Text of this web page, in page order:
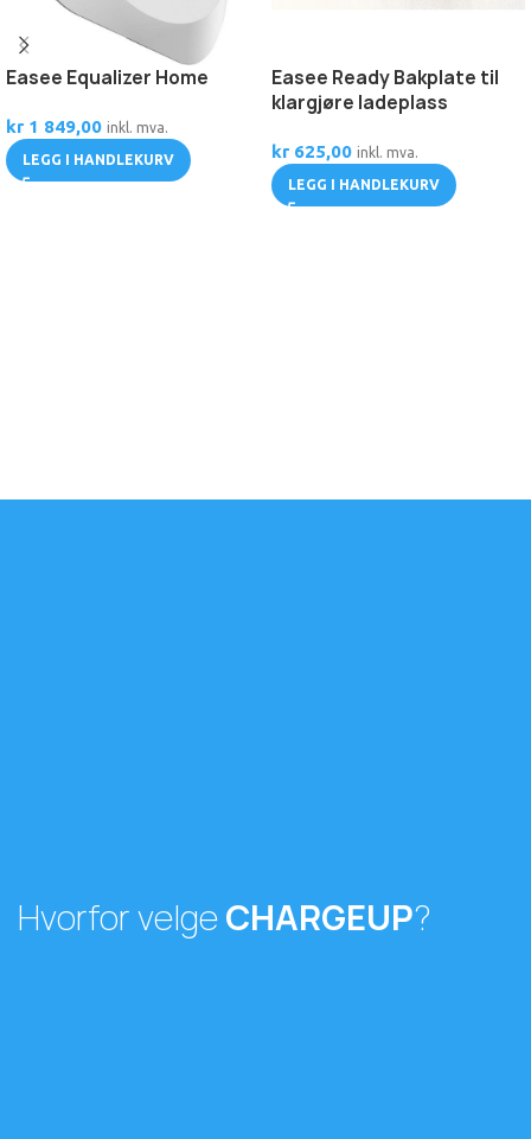
Easee Equalizer Home
kr 1 849,00 inkl. mva.
LEGG I HANDLEKURV
Easee Ready Bakplate til
klargjøre ladeplass
kr 625,00 inkl. mva.
LEGG I HANDLEKURV
Hvorfor velgeCHARGEUP?